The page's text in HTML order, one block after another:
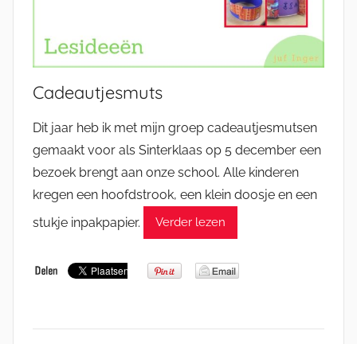
Cadeautjesmuts
Dit jaar heb ik met mijn groep cadeautjesmutsen
gemaakt voor als Sinterklaas op 5 december een
bezoek brengt aan onze school. Alle kinderen
kregen een hoofdstrook, een klein doosje en een
stukje inpakpapier.
Verder lezen